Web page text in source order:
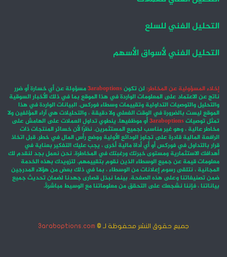
التحليل الفني للسلع
التحليل الفني لأسواق الأسهم
إخلاء المسؤولية عن المخاطر: لن تكون3araboptionsمسؤولة عن أي خسارة أو ضرر
ناتج عن الاعتماد على المعلومات الواردة في هذا الموقع بما في ذلك الأخبار السوقية
والتحليل والتوصيات التداولية وتقييمات وسطاء فوركس. البيانات الواردة في هذا
الموقع ليست بالضرورة في الوقت الفعلي ولا دقيقة ، والتحليلات هي آراء المؤلفين ولا
تمثل توصيات3araboptionsأو موظفيها. ينطوي تداول العملات على الهامش على
مخاطر عالية ، وهو غير مناسب لجميع المستثمرين. نظرًا لأن خسائر المنتجات ذات
الرافعة المالية قادرة على تجاوز الودائع الأولية ووضع رأس المال في خطر. قبل اتخاذ
قرار بالتداول في فوركس أو أي أداة مالية أخرى ، يجب عليك التفكير بعناية في
أهدافك الاستثمارية ومستوى خبرتك ورغبتك في المخاطرة. نحن نعمل بجد لنقدم لك
معلومات قيمة عن جميع الوسطاء الذين نقوم بتقييمهم. لتزويدك بهذه الخدمة
المجانية ، نتلقى رسوم إعلانات من الوسطاء ، بما في ذلك بعض من هؤلاء المدرجين
ضمن تصنيفاتنا وعلى هذه الصفحة. بينما نبذل قصارى جهدنا لضمان تحديث جميع
بياناتنا ، فإننا نشجعك على التحقق من معلوماتنا مع الوسيط مباشرةً.
جميع حقوق النشر محفوظة لـ © 3araboptions.com